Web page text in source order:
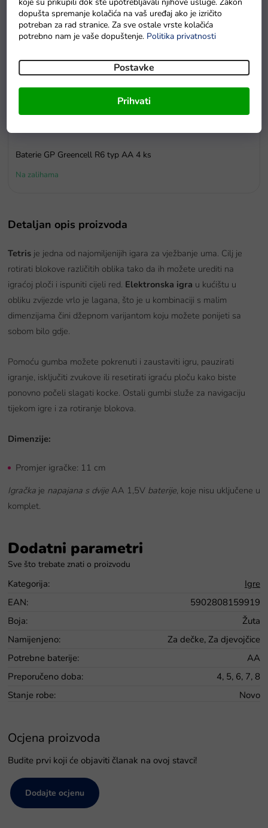
dopušta spremanje kolačića na vaš uređaj ako je izričito
potreban za rad stranice. Za sve ostale vrste kolačića
potrebno nam je vaše dopuštenje. Politika privatnosti
Postavke
Prihvati
Baterie GP Greencell R6 typ AA 4 ks
Na zalihama
Detaljan opis proizvoda
Tetris je jedna od najomiljenijih igara za vježbanje uma. Cilj je
rotirati blokove različitih oblika tako da ih možete urediti na
igraćoj ploči i ispuniti cijeli red. Elektronska igra u kućištu u
obliku zvijezde vrlo je lagana, što je u kombinaciji s malim
dimenzijama čini džepnom varijantom koju možete ponijeti sa
sobom bilo gdje.
Pomoću gumba možete pokrenuti i zaustaviti igru, pauzirati
igranje, isključiti zvukove ili resetirati igraću ploču kako biste
ponovno počeli slagati kocke. Ostali gumbi služe za navigaciju
tijekom igre i za rotiranje blokova.
Dimenzije:
Promjer igračke: 11 cm
Igračka je napajana s dvije AA 1,5V baterije, koje nisu uključene u
komplet.
Dodatni parametri
Kategorija:
Igre
EAN:
5902808159919
Boja:
Žuta
Namijenjeno:
Za dečke, Za djevojčice
Potrebne baterije:
AA
Preporučeno doba:
4, 5, 6, 7, 8
Stanje robe: Novo
Ocjena proizvoda
Budite prvi koji će objaviti članak na ovoj stavci!
Dodajte ocjenu